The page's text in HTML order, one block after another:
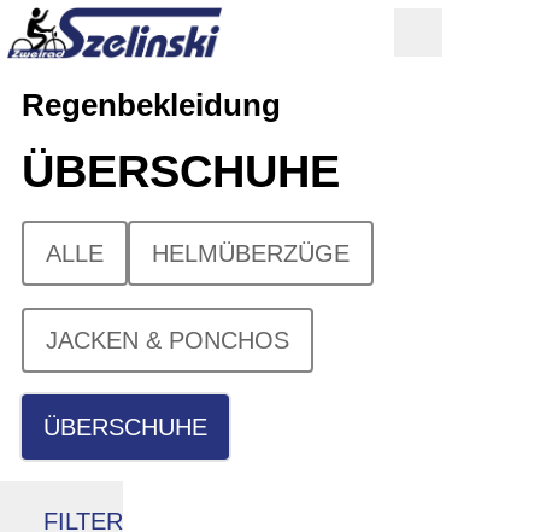
Regenbekleidung
ÜBERSCHUHE
ALLE HELMÜBERZÜGE
JACKEN & PONCHOS
ÜBERSCHUHE
FILTER